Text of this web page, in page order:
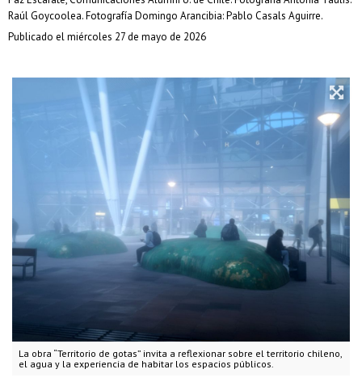
La obra “Territorio de gotas” invita a reflexionar sobre el territorio chileno,
el agua y la experiencia de habitar los espacios públicos.
Raúl Goycoolea. Fotografía Domingo Arancibia: Pablo Casals Aguirre.
Publicado el miércoles 27 de mayo de 2026